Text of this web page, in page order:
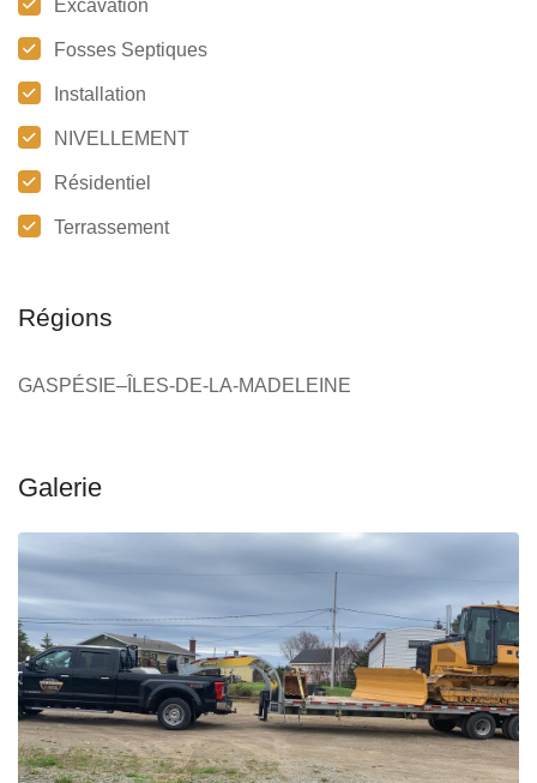
Excavation
Fosses Septiques
Installation
NIVELLEMENT
Résidentiel
Terrassement
Régions
GASPÉSIE–ÎLES-DE-LA-MADELEINE